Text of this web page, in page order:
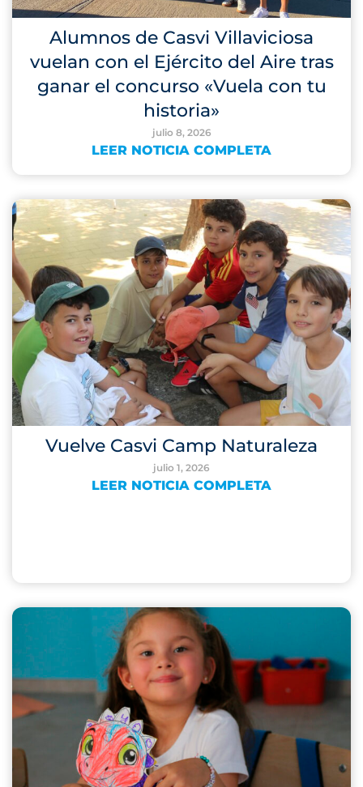
Alumnos de Casvi Villaviciosa
vuelan con el Ejército del Aire tras
ganar el concurso «Vuela con tu
historia»
julio 8, 2026
LEER NOTICIA COMPLETA
Vuelve Casvi Camp Naturaleza
julio 1, 2026
LEER NOTICIA COMPLETA